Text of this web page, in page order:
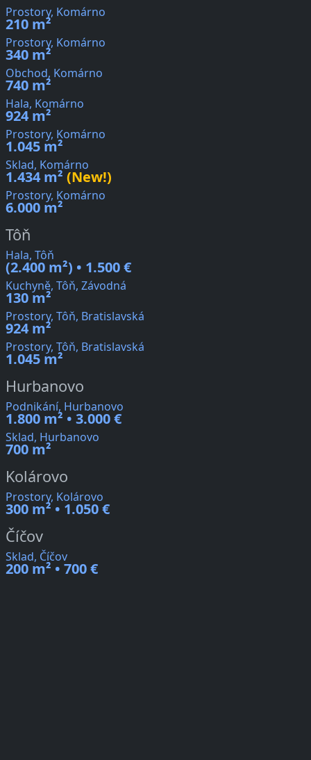
Prostory, Komárno
210 m²
Prostory, Komárno
340 m²
Obchod, Komárno
740 m²
Hala, Komárno
924 m²
Prostory, Komárno
1.045 m²
Sklad, Komárno
1.434 m² (New!)
Prostory, Komárno
6.000 m²
Tôň
Hala, Tôň
(2.400 m²) • 1.500 €
Kuchyně, Tôň, Závodná
130 m²
Prostory, Tôň, Bratislavská
924 m²
Prostory, Tôň, Bratislavská
1.045 m²
Hurbanovo
Podnikání, Hurbanovo
1.800 m² • 3.000 €
Sklad, Hurbanovo
700 m²
Kolárovo
Prostory, Kolárovo
300 m² • 1.050 €
Číčov
Sklad, Číčov
200 m² • 700 €